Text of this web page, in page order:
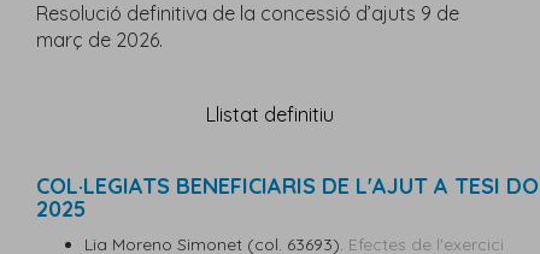
Resolució definitiva de la concessió d’ajuts 9 de
març de 2026.
Llistat definitiu
COL·LEGIATS BENEFICIARIS DE L'AJUT A TESI
2025
Lia Moreno Simonet (col. 63693). Efectes de l'exercici